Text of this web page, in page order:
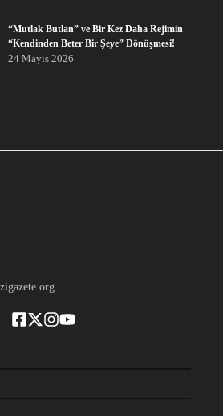
“Mutlak Butlan” ve Bir Kez Daha Rejimin
“Kendinden Beter Bir Şeye” Dönüşmesi!
24 Mayıs 2026